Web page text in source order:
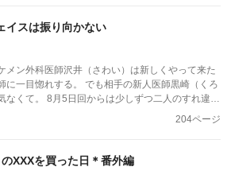
に背景作画が苦手な人なので、モヤッとしてると
イメージで補ってもらえると助かります…。 今見
て描いていた記憶はあるので、今回も目を止めて
お楽しみいただけるとありがたいです。
イスは振り向かない
メン外科医師沢井（さわい）は新しくやって来た
に一目惚れする。 でも相手の新人医師黒崎（くろ
なくて。 8月5日回からは少しずつ二人のすれ違い
が、まだまだ心のすれ違いは続きます。 いつも
ありがとうございます。この度別ジャンルで新作
しゃべる大トロと日本酒が大好きなウサギのうさ
猫たちの日常を描いた漫画です。ＢLの合間の箸
ちとにゃんこのラインスタン
204ページ
XXXを買った日＊番外編